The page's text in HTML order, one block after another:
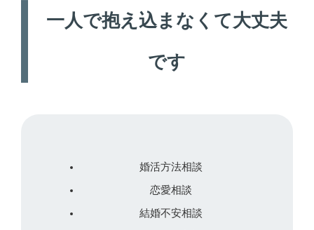
一人で抱え込まなくて大丈夫
です
婚活方法相談
恋愛相談
結婚不安相談